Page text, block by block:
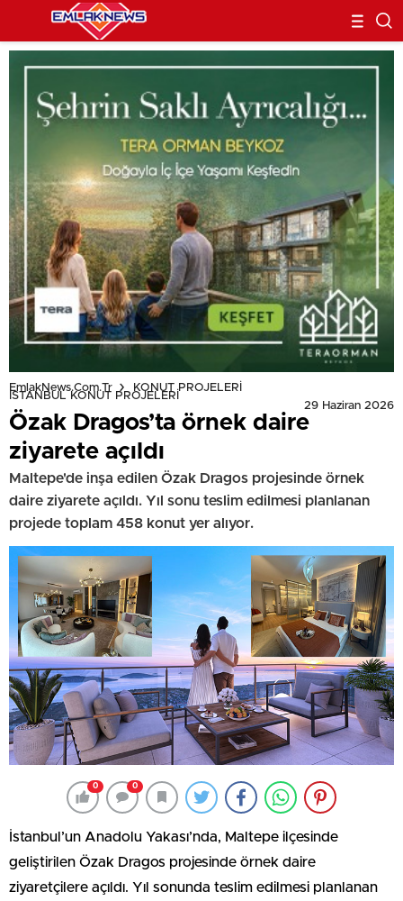
EmlakNews.com.tr KONUT PROJELERİ
İSTANBUL KONUT PROJELERİ
29 Haziran 2026
Özak Dragos’ta örnek daire
ziyarete açıldı
Maltepe'de inşa edilen Özak Dragos projesinde örnek
daire ziyarete açıldı. Yıl sonu teslim edilmesi planlanan
projede toplam 458 konut yer alıyor.
0 0
İstanbul’un Anadolu Yakası’nda, Maltepe ilçesinde
geliştirilen Özak Dragos projesinde örnek daire
ziyaretçilere açıldı. Yıl sonunda teslim edilmesi planlanan